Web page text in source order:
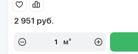
2 951 руб.
м²